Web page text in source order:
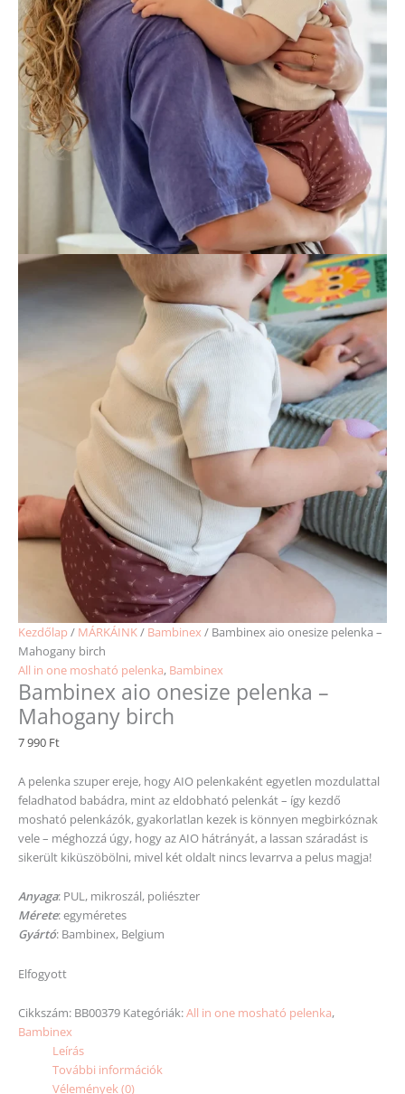
Kezdőlap / MÁRKÁINK/ Bambinex / Bambinex aio onesize pelenka –
Mahogany birch
All in one mosható pelenka, Bambinex
Bambinex aio onesize pelenka –
Mahogany birch
7 990 Ft
A pelenka szuper ereje, hogy AIO pelenkaként egyetlen mozdulattal
feladhatod babádra, mint az eldobható pelenkát – így kezdő
mosható pelenkázók, gyakorlatlan kezek is könnyen megbirkóznak
vele – méghozzá úgy, hogy az AIO hátrányát, a lassan száradást is
sikerült kiküszöbölni, mivel két oldalt nincs levarrva a pelus magja!
Anyaga: PUL, mikroszál, poliészter
Mérete: egyméretes
Gyártó: Bambinex, Belgium
Elfogyott
Cikkszám: BB00379 Kategóriák:All in one mosható pelenka,
Bambinex
Leírás
További információk
Vélemények (0)